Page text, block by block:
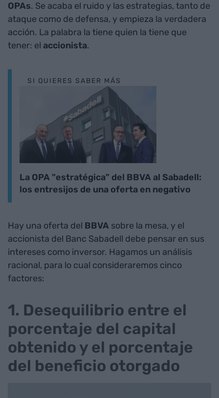
OPAs. Se acaba el ruido y las estrategias, tanto de
ataque como de defensa, y empieza la verdadera
acción. La palabra la tiene quien la tiene que
tener: el accionista.
SI QUIERES SABER MÁS
La OPA "estratégica" del BBVA al Sabadell:
los entresijos de una oferta en negativo
Hay una oferta del BBVA sobre la mesa, y el
accionista del Banc Sabadell debe pensar en sus
intereses como inversor. Hagamos un análisis
racional, para lo cual consideraremos cinco
factores:
1. Desequilibrio entre el
porcentaje del capital
obtenido y el porcentaje
del beneficio otorgado